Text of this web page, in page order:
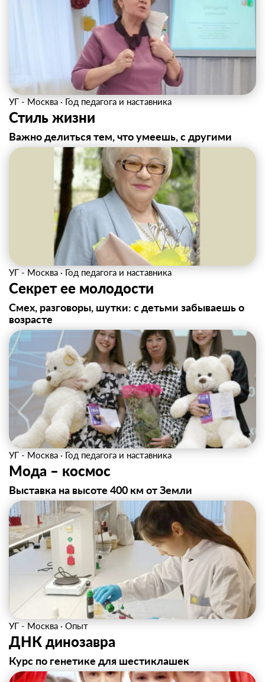
УГ - Москва · Год педагога и наставника
Стиль жизни
Важно делиться тем, что умеешь, с другими
УГ - Москва · Год педагога и наставника
Секрет ее молодости
Смех, разговоры, шутки: с детьми забываешь о
возрасте
УГ - Москва · Год педагога и наставника
Мода – космос
Выставка на высоте 400 км от Земли
УГ - Москва · Опыт
ДНК динозавра
Курс по генетике для шестиклашек